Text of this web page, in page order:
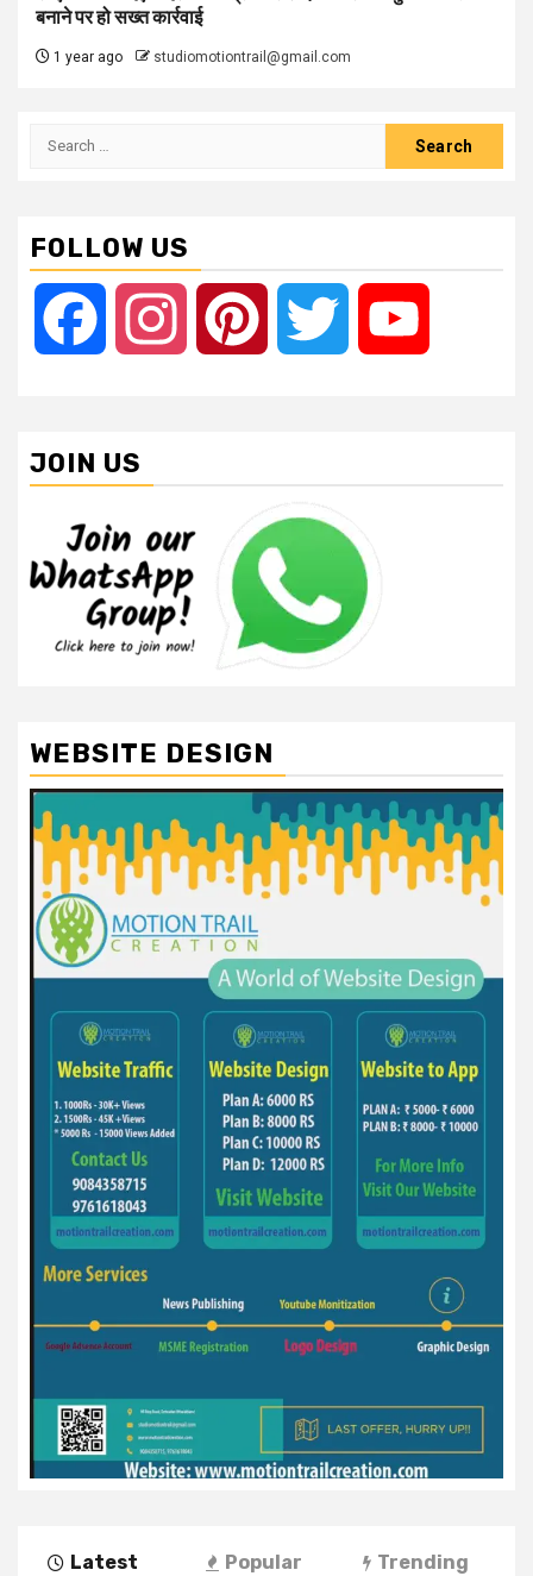
बनाने पर हो सख्त कार्रवाई
1 year ago studiomotiontrail@gmail.com
Search
FOLLOW US
Facebook Instagram Pinterest Twitter
JOIN US
WEBSITE DESIGN
Latest Popular Trending